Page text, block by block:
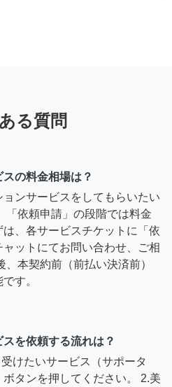
る質問
の料金相場は？
ンサービスをしてもらいたい
「依頼申請」の段階では料金
、各サービスチケットに「依
ットにてお問い合わせ、ご相
本契約前（前払い決済前）
す。
を依頼する流れは？
けたいサービス（サポータ
タンを押してください。 2.美